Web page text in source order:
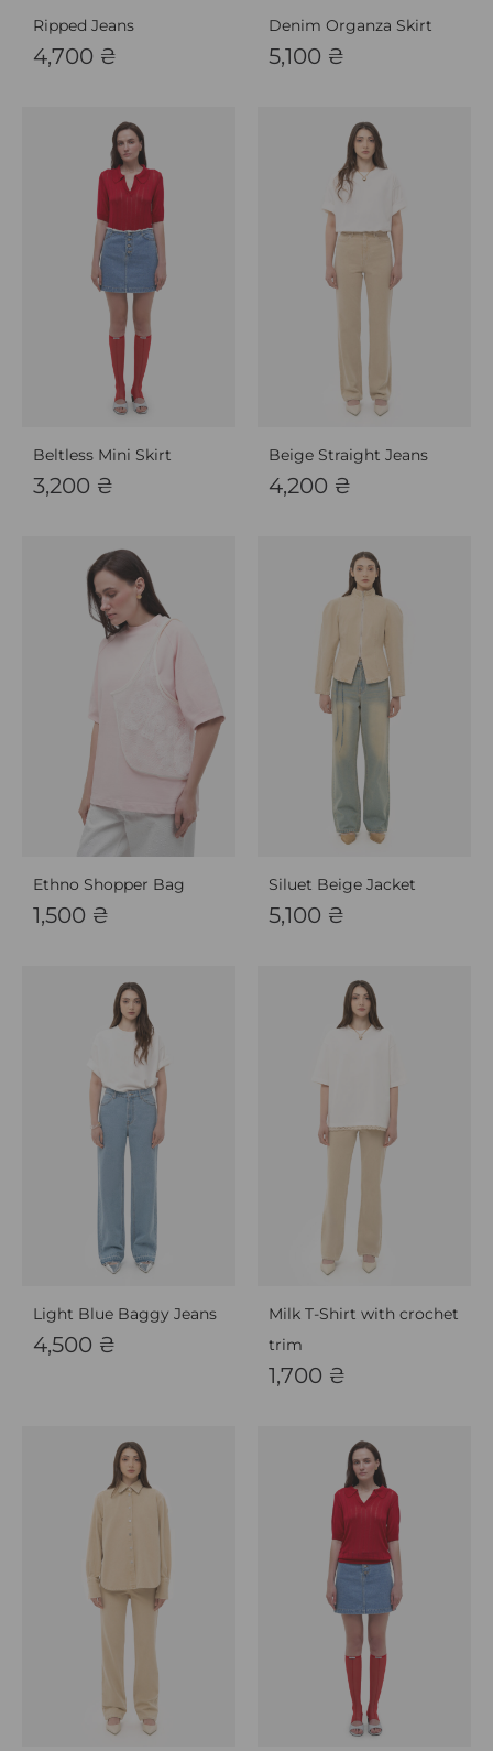
Ripped Jeans
4,700 ₴
Denim Organza Skirt
5,100 ₴
Beltless Mini Skirt
3,200 ₴
Beige Straight Jeans
4,200 ₴
Ethno Shopper Bag
1,500 ₴
Siluet Beige Jacket
5,100 ₴
Light Blue Baggy Jeans
4,500 ₴
Milk T-Shirt with crochet
trim
1,700 ₴